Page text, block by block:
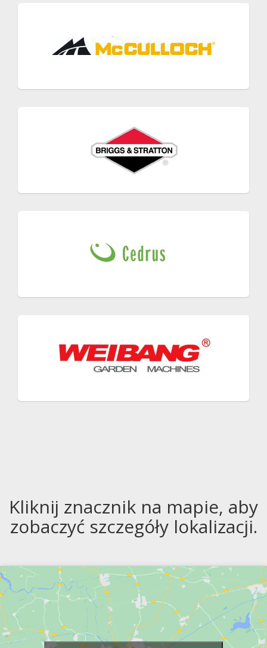
Kliknij znacznik na mapie, aby
zobaczyć szczegóły lokalizacji.